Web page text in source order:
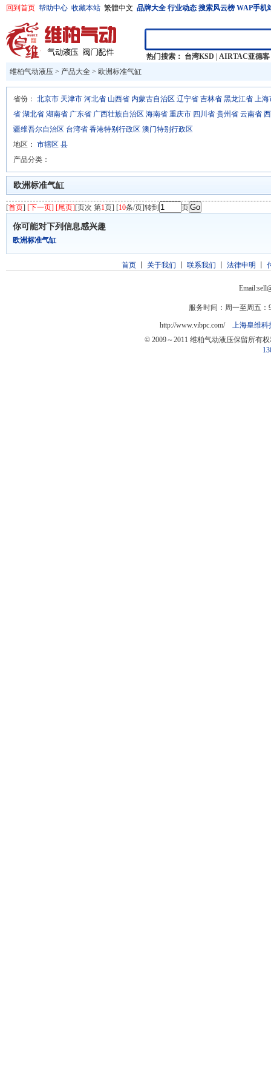
回到首页 帮助中心 收藏本站 繁體中文 品牌大全 行业动态 搜索风云榜 WAP手机
热门搜索： 台湾KSD AIRTAC亚德客
维柏气动液压 > 产品大全 > 欧洲标准气缸
省份： 北京市 天津市 河北省 山西省 内蒙古自治区 辽宁省 吉林省 黑龙江省 上海
省 湖北省 湖南省 广东省 广西壮族自治区 海南省 重庆市 四川省 贵州省 云南省
疆维吾尔自治区 台湾省 香港特别行政区 澳门特别行政区
地区： 市辖区 县
产品分类：
欧洲标准气缸
[首页] [下一页] [尾页][页次 第1页] [10条/页]转到 页
你可能对下列信息感兴趣
欧洲标准气缸
首页丨 关于我们 联系我们 法律申明
服务时间：周一至周五：
http://www.vibpc.com/ 上海皇维科
© 2009～2011 维柏气动液压保留所有